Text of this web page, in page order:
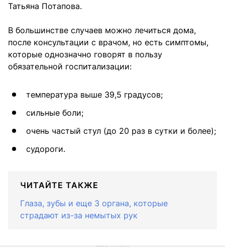
Татьяна Потапова.
В большинстве случаев можно лечиться дома,
после консультации с врачом, но есть симптомы,
которые однозначно говорят в пользу
обязательной госпитализации:
температура выше 39,5 градусов;
сильные боли;
очень частый стул (до 20 раз в сутки и более);
судороги.
ЧИТАЙТЕ ТАКЖЕ
Глаза, зубы и еще 3 органа, которые
страдают из-за немытых рук